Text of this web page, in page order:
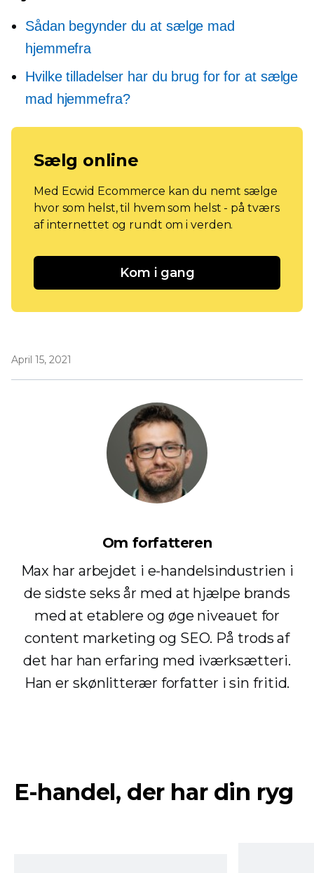
Sådan begynder du at sælge mad
hjemmefra
Hvilke tilladelser har du brug for for at sælge
mad hjemmefra?
Sælg online
Med Ecwid Ecommerce kan du nemt sælge
hvor som helst, til hvem som helst - på tværs
af internettet og rundt om i verden.
Kom i gang
April 15, 2021
Om forfatteren
Max har arbejdet i e-handelsindustrien i
de sidste seks år med at hjælpe brands
med at etablere og øge niveauet for
content marketing og SEO. På trods af
det har han erfaring med iværksætteri.
Han er skønlitterær forfatter i sin fritid.
E-handel, der har din ryg